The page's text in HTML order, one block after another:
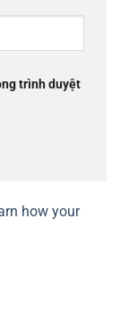
trình duyệt
how your